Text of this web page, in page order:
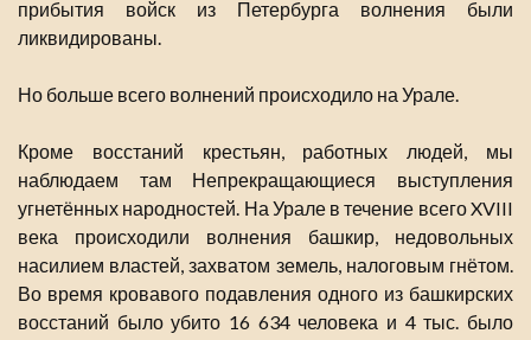
прибытия войск из Петербурга волнения были
ликвидированы.
Но больше всего волнений происходило на Урале.
Кроме восстаний крестьян, работных людей, мы
наблюдаем там Непрекращающиеся выступления
угнетённых народностей. На Урале в течение всего XVIII
века происходили волнения башкир, недовольных
насилием властей, захватом земель, налоговым гнётом.
Во время кровавого подавления одного из башкирских
восстаний было убито 16 634 человека и 4 тыс. было